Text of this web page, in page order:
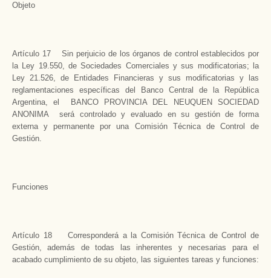
Objeto
Artículo 17 Sin perjuicio de los órganos de control establecidos por
la Ley 19.550, de Sociedades Comerciales y sus modificatorias; la
Ley 21.526, de Entidades Financieras y sus modificatorias y las
reglamentaciones específicas del Banco Central de la República
Argentina, el BANCO PROVINCIA DEL NEUQUEN SOCIEDAD
ANONIMA será controlado y evaluado en su gestión de forma
externa y permanente por una Comisión Técnica de Control de
Gestión.
Funciones
Artículo 18 Corresponderá a la Comisión Técnica de Control de
Gestión, además de todas las inherentes y necesarias para el
acabado cumplimiento de su objeto, las siguientes tareas y funciones: